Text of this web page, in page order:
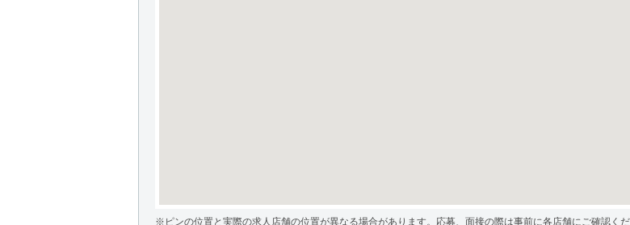
※ピンの位置と実際の求人店舗の位置が異なる場合があります。応募、面接の際は事前に各店舗にご確認くだ